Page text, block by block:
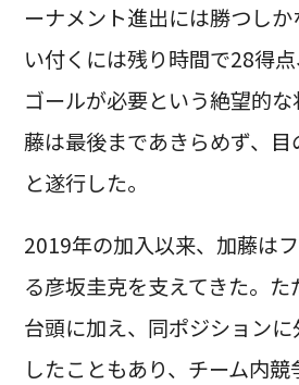
ーナメント進出には勝つし
い付くには残り時間で28得
ゴールが必要という絶望的
藤は最後まであきらめず、
と遂行した。
2019年の加入以来、加藤は
る彦坂圭克を支えてきた。
台頭に加え、同ポジション
したこともあり、チーム内競